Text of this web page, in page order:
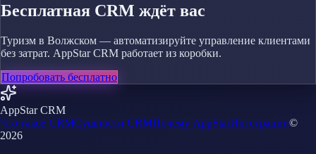
Бесплатная CRM ждёт вас
Туризм в Волжском — автоматизируйте управление клиентами
без затрат. AppStar CRM работает из коробки.
Попробовать бесплатно
AppStar CRM
Что такое CRMСущности CRMПочему AppStarИнтеграции©
2026